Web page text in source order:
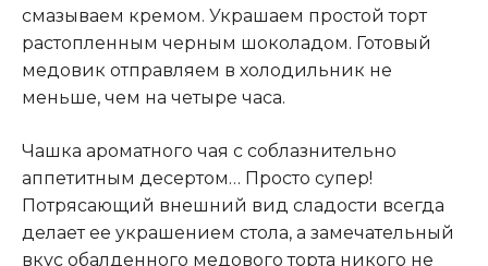
смазываем кремом. Украшаем простой торт
растопленным черным шоколадом. Готовый
медовик отправляем в холодильник не
меньше, чем на четыре часа.
Чашка ароматного чая с соблазнительно
аппетитным десертом… Просто супер!
Потрясающий внешний вид сладости всегда
делает ее украшением стола, а замечательный
вкус обалденного медового торта никого не